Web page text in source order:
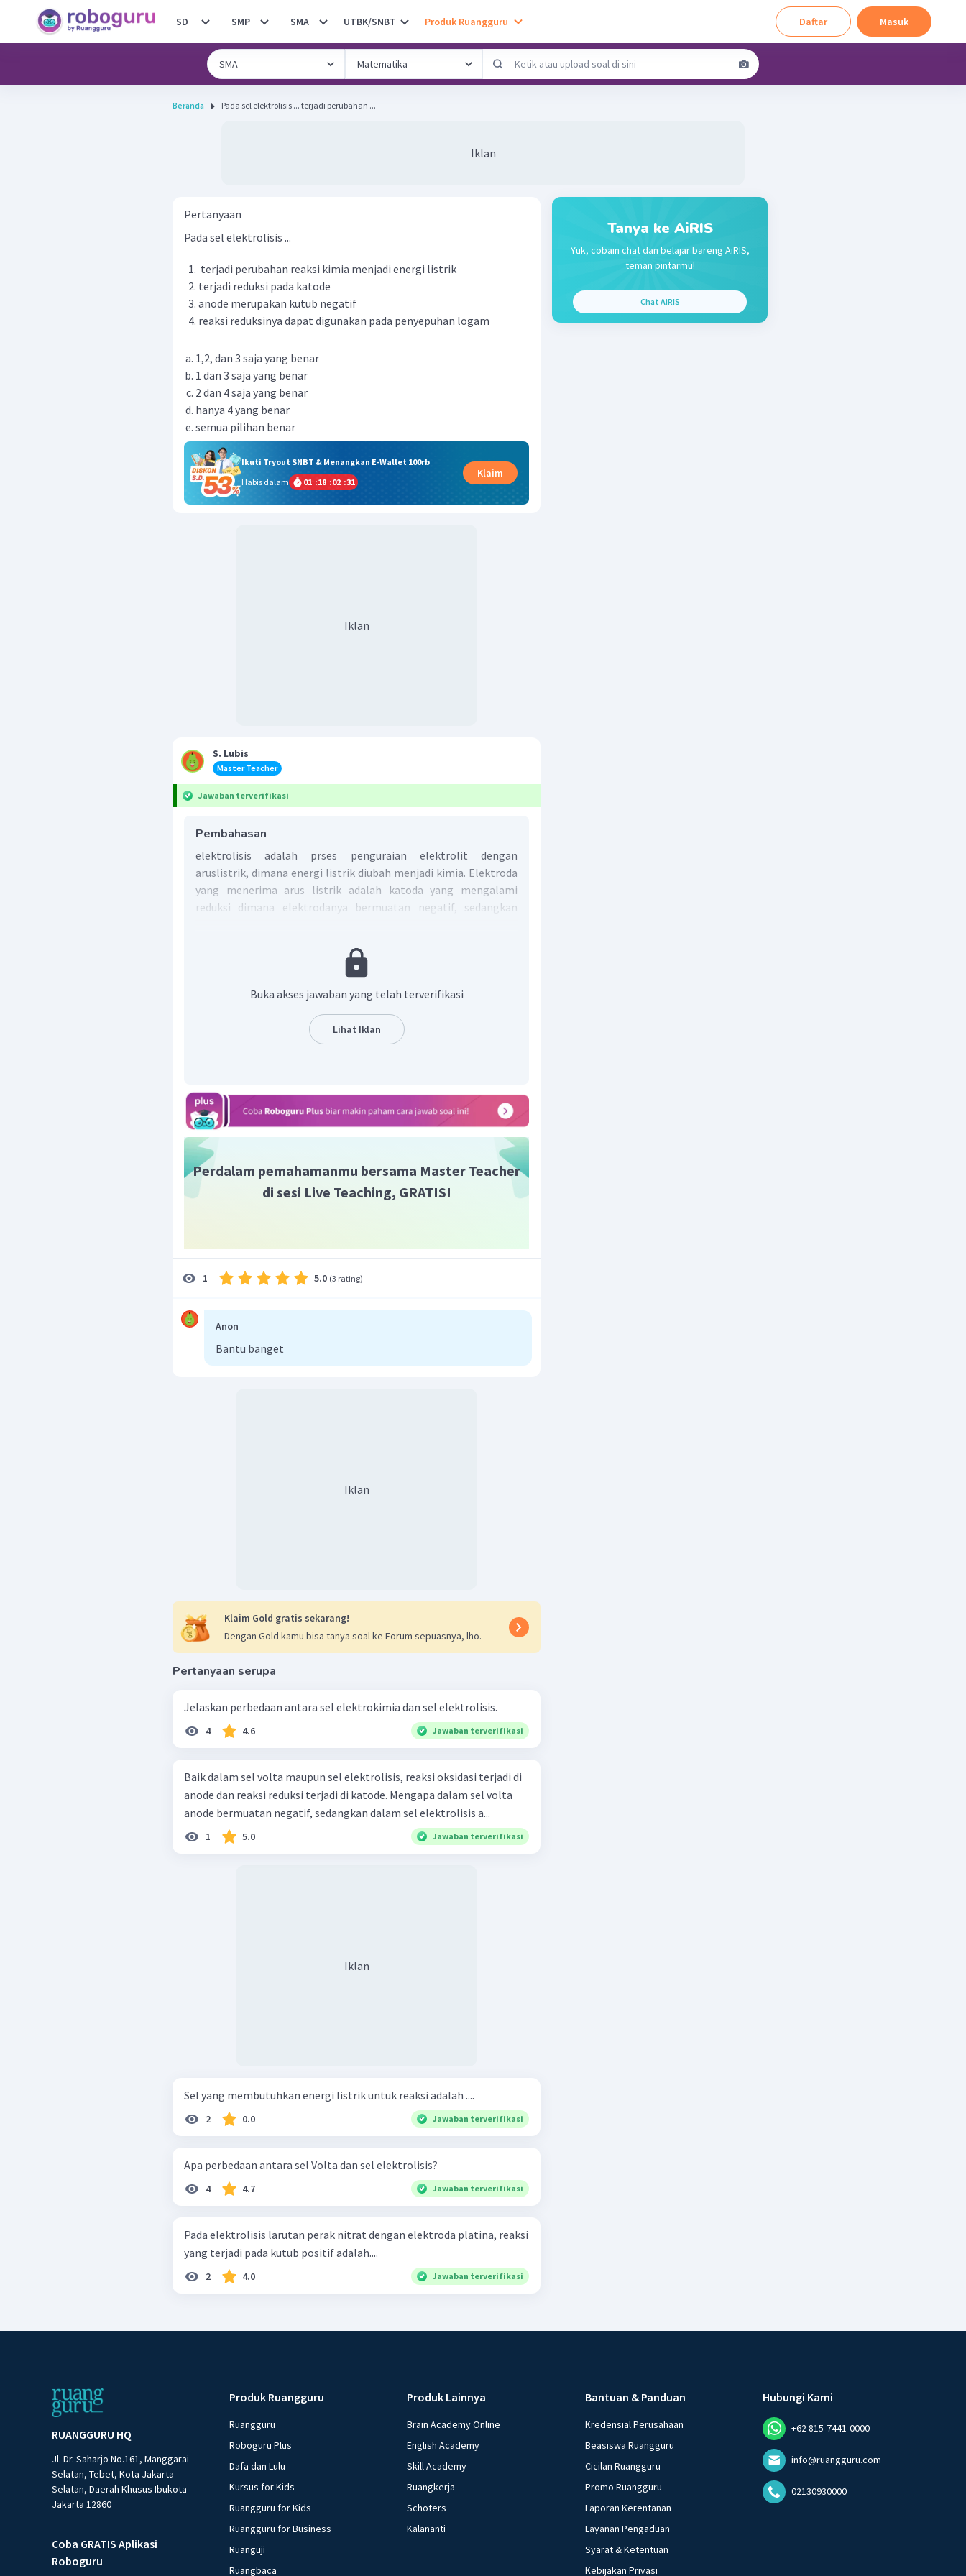
SD SMP SMA UTBK/SNBT Produk Ruangguru Daftar Masuk
Beranda Pada sel elektrolisis ... terjadi perubahan ...
Iklan
Pertanyaan
Pada sel elektrolisis ...
terjadi perubahan reaksi kimia menjadi energi listrik
terjadi reduksi pada katode
anode merupakan kutub negatif
reaksi reduksinya dapat digunakan pada penyepuhan logam
1,2, dan 3 saja yang benar
1 dan 3 saja yang benar
2 dan 4 saja yang benar
hanya 4 yang benar
semua pilihan benar
Ikuti Tryout SNBT & Menangkan E-Wallet 100rb
Habis dalam
01 :18 :02 :30
Klaim
Iklan
S. Lubis
Master Teacher
Jawaban terverifikasi
Pembahasan
elektrolisis adalah prses penguraian elektrolit dengan
aruslistrik, dimana energi listrik diubah menjadi kimia. Elektroda
yang menerima arus listrik adalah katoda yang mengalami
reduksi dimana elektrodanya bermuatan negatif, sedangkan
Buka akses jawaban yang telah terverifikasi
Lihat Iklan
Perdalam pemahamanmu bersama Master Teacher
di sesi Live Teaching, GRATIS!
1 5.0 (3 rating)
Anon
Bantu banget
Iklan
Klaim Gold gratis sekarang!
Dengan Gold kamu bisa tanya soal ke Forum sepuasnya, lho.
Pertanyaan serupa
Jelaskan perbedaan antara sel elektrokimia dan sel elektrolisis.
4 4.6 Jawaban terverifikasi
Baik dalam sel volta maupun sel elektrolisis, reaksi oksidasi terjadi di
anode dan reaksi reduksi terjadi di katode. Mengapa dalam sel volta
anode bermuatan negatif, sedangkan dalam sel elektrolisis a...
1 5.0 Jawaban terverifikasi
Iklan
Sel yang membutuhkan energi listrik untuk reaksi adalah ....
2 0.0 Jawaban terverifikasi
Apa perbedaan antara sel Volta dan sel elektrolisis?
4 4.7 Jawaban terverifikasi
Pada elektrolisis larutan perak nitrat dengan elektroda platina, reaksi
yang terjadi pada kutub positif adalah....
2 4.0 Jawaban terverifikasi
Tanya ke AiRIS
Yuk, cobain chat dan belajar bareng AiRIS,
teman pintarmu!
Chat AiRIS
RUANGGURU HQ
Jl. Dr. Saharjo No.161, Manggarai
Selatan, Tebet, Kota Jakarta
Selatan, Daerah Khusus Ibukota
Jakarta 12860
Coba GRATIS Aplikasi
Roboguru
Produk Ruangguru
Ruangguru
Roboguru Plus
Dafa dan Lulu
Kursus for Kids
Ruangguru for Kids
Ruangguru for Business
Ruanguji
Ruangbaca
Produk Lainnya
Brain Academy Online
English Academy
Skill Academy
Ruangkerja
Schoters
Kalananti
Bantuan & Panduan
Kredensial Perusahaan
Beasiswa Ruangguru
Cicilan Ruangguru
Promo Ruangguru
Laporan Kerentanan
Layanan Pengaduan
Syarat & Ketentuan
Kebijakan Privasi
Hubungi Kami
+62 815-7441-0000
info@ruangguru.com
02130930000